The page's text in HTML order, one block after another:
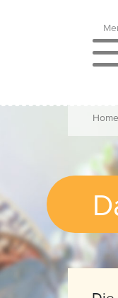
Home